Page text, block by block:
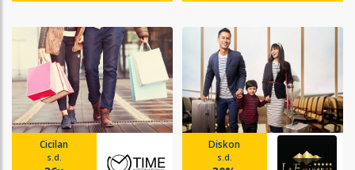
Cicilan
s.d.
Diskon
s.d.